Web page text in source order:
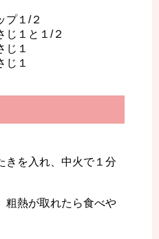
/２
と１/２
１
きを入れ、中火で１分
粗熱が取れたら食べや